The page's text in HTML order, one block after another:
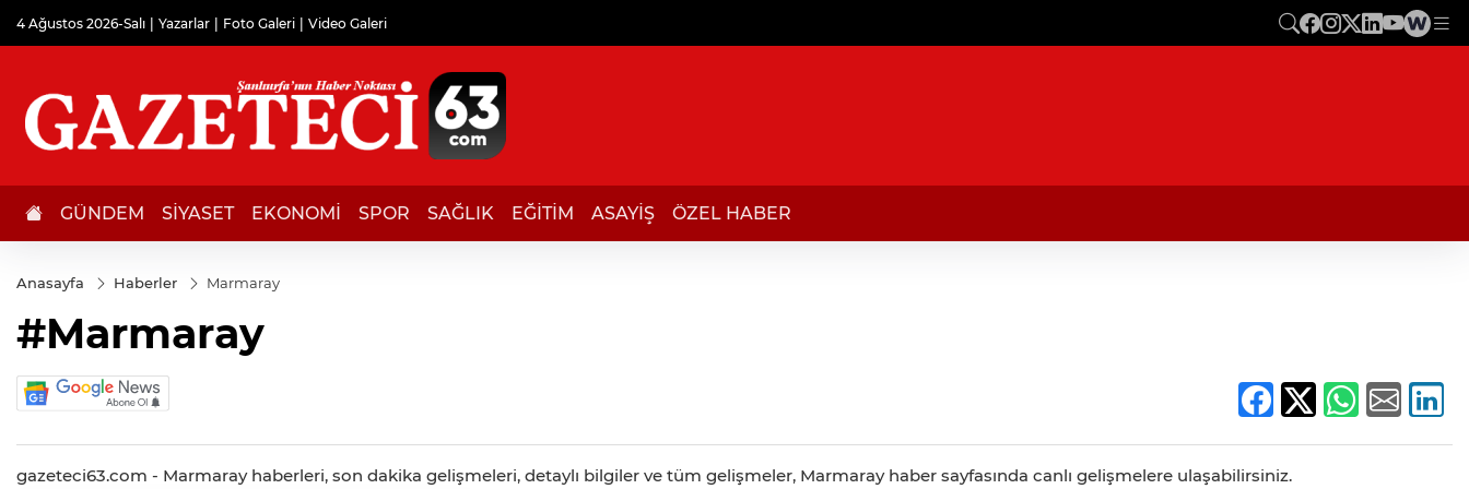
4 Ağustos 2026-Salı Yazarlar Foto Galeri Video Galeri
GÜNDEM SİYASET EKONOMİ SPOR SAĞLIK EĞİTİM ASAYİŞ ÖZEL HABER
Anasayfa Haberler Marmaray
#Marmaray
gazeteci63.com - Marmaray haberleri, son dakika gelişmeleri, detaylı bilgiler ve tüm gelişmeler, Marmaray haber sayfasında canlı gelişmelere ulaşabilirsiniz.